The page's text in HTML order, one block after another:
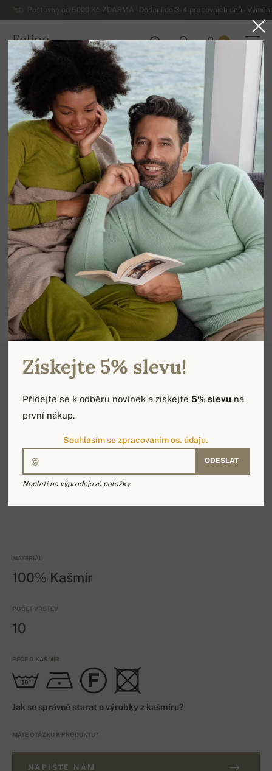
Poštovné od 5000 Kč ZDARMA - Dodání do 3-4 pracovních dnů -
Felipe
ČESKO
0
Domů
Luxusní dámské kašmírové svetry
Dámské kašmírové roláky
Wynona
100% Kašmír | Počet vrstev: 10
Tabulka velikostí
XS L XL
Skladem
DOSTUPNÉ BARVY
100% kašmír, 10 vrstev. Stylový dámský rolák. Velmi
teplý, s atraktivním vzorem a žebrováním na dolním
okraji a rukávech. Svetr do nejsilnějších mrazů.
MATERIÁL
100% Kašmír
POČET VRSTEV
10
PÉČE O KAŠMÍR
Jak se správně starat o výrobky z kašmíru?
MÁTE OTÁZKU K PRODUKTU?
NAPIŠTE NÁM
Získejte 5% slevu!
Přidejte se k odběru novinek a získejte5% slevu na
první nákup.
Souhlasím se zpracovaním os. údaju.
ODESLAT
Neplatí na výprodejové položky.